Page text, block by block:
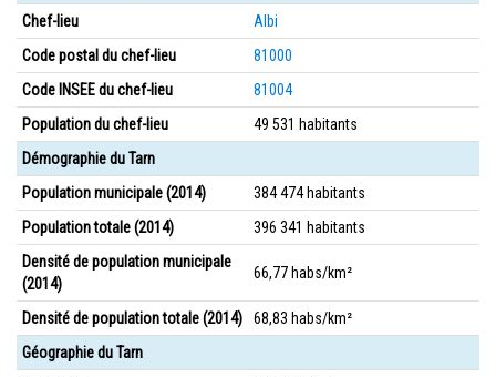
Chef-lieu
Albi
Code postal du chef-lieu
81000
Code INSEE du chef-lieu
81004
Population du chef-lieu
49 531 habitants
Démographie du Tarn
Population municipale (2014)
384 474 habitants
Population totale (2014)
396 341 habitants
Densité de population municipale
(2014)
66,77 habs/km²
Densité de population totale (2014)
68,83 habs/km²
Géographie du Tarn